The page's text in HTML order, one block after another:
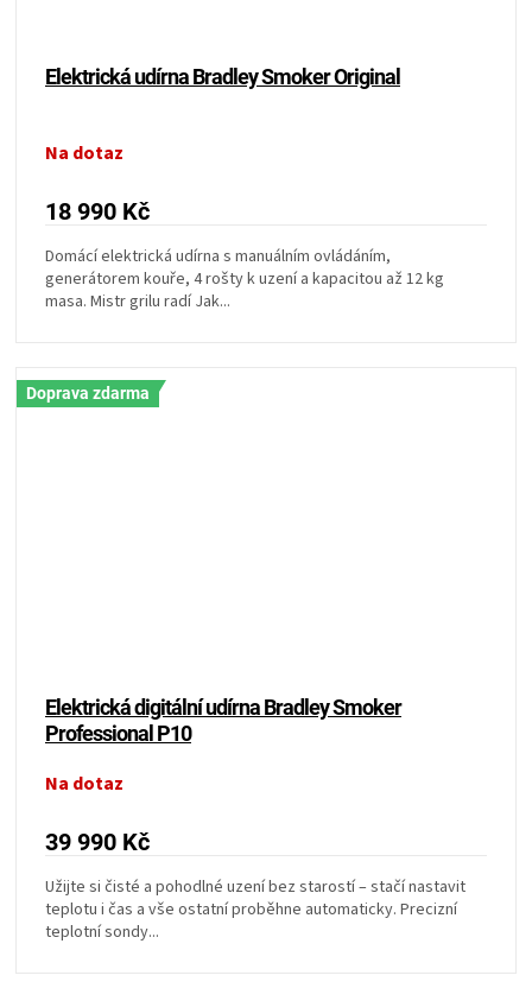
Elektrická udírna Bradley Smoker Original
Na dotaz
18 990 Kč
Domácí elektrická udírna s manuálním ovládáním,
generátorem kouře, 4 rošty k uzení a kapacitou až 12 kg
masa. Mistr grilu radí Jak...
Doprava zdarma
Elektrická digitální udírna Bradley Smoker
Professional P10
Na dotaz
39 990 Kč
Užijte si čisté a pohodlné uzení bez starostí – stačí nastavit
teplotu i čas a vše ostatní proběhne automaticky. Precizní
teplotní sondy...